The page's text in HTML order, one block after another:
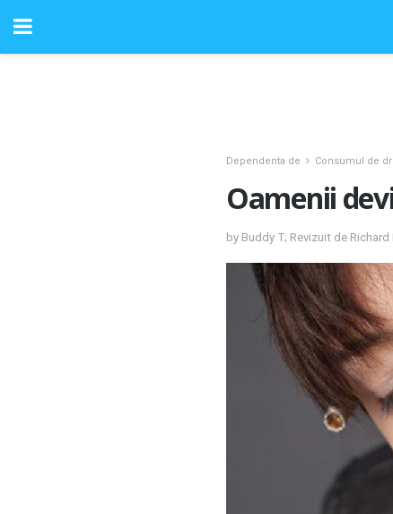
Dependenta de Consumul de
Oamenii
by Buddy T; Revizuit de